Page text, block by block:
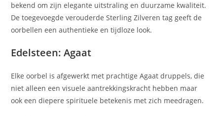
bekend om zijn elegante uitstraling en duurzame kwaliteit.
De toegevoegde verouderde Sterling Zilveren tag geeft de
oorbellen een authentieke en tijdloze look.
Edelsteen: Agaat
Elke oorbel is afgewerkt met prachtige Agaat druppels, die
niet alleen een visuele aantrekkingskracht hebben maar
ook een diepere spirituele betekenis met zich meedragen.